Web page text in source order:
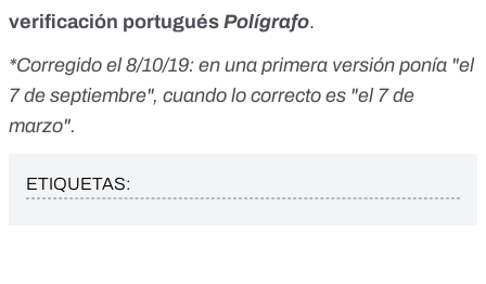
verificación portugués Polígrafo.
*Corregido el 8/10/19: en una primera versión ponía "el
7 de septiembre", cuando lo correcto es "el 7 de
marzo".
ETIQUETAS: